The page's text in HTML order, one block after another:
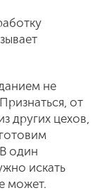
не
от
других цехов,
один
искать
может.